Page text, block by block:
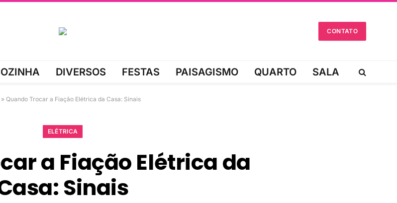
CONTATO
DIVERSOS FESTAS PAISAGISMO QUARTO SALA
» Quando Trocar a Fiação Elétrica da Casa: Sinais
ELÉTRICA
a Fiação Elétrica da
Sinais